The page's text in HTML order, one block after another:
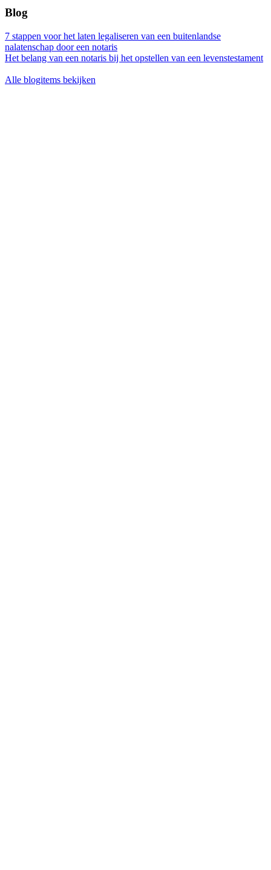
Blog
7 stappen voor het laten legaliseren van een buitenlandse
nalatenschap door een notaris
Het belang van een notaris bij het opstellen van een levenstestament
Alle blogitems bekijken